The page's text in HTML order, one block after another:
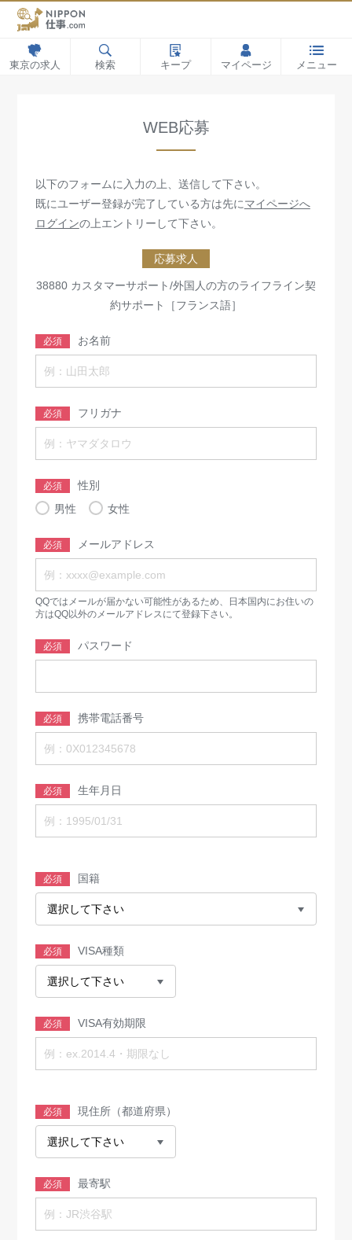
東京の求人 検索 キープ マイページ メニュー
WEB応募
以下のフォームに入力の上、送信して下さい。
既にユーザー登録が完了している方は先にマイページへ
ログインの上エントリーして下さい。
応募求人
38880 カスタマーサポート/外国人の方のライフライン契
約サポート［フランス語］
必須 お名前
必須 フリガナ
必須
性別
男性
女性
必須 メールアドレス
QQではメールが届かない可能性があるため、日本国内にお住いの
方はQQ以外のメールアドレスにて登録下さい。
必須 パスワード
必須 携帯電話番号
必須 生年月日
必須 国籍
必須 VISA種類
必須 VISA有効期限
必須 現住所（都道府県）
必須 最寄駅